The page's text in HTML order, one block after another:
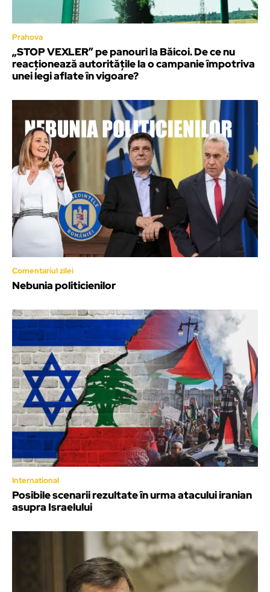
Prahova
„STOP VEXLER” pe panouri la Băicoi. De ce nu
reacționează autoritățile la o campanie împotriva
unei legi aflate în vigoare?
Comentariul zilei
Nebunia politicienilor
International
Posibile scenarii rezultate în urma atacului iranian
asupra Israelului